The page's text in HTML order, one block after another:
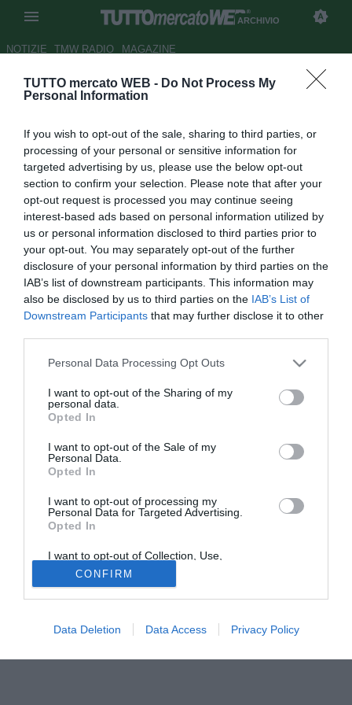
TUTTO mercato WEB - Do Not Process My
Personal Information
If you wish to opt-out of the sale, sharing to third parties, or
processing of your personal or sensitive information for
targeted advertising by us, please use the below opt-out
section to confirm your selection. Please note that after your
opt-out request is processed you may continue seeing
interest-based ads based on personal information utilized by
us or personal information disclosed to third parties prior to
your opt-out. You may separately opt-out of the further
disclosure of your personal information by third parties on the
IAB’s list of downstream participants. This information may
also be disclosed by us to third parties on the IAB’s List of
Downstream Participants that may further disclose it to other
Personal Data Processing Opt Outs
I want to opt-out of the Sharing of my
personal data.
Opted In
I want to opt-out of the Sale of my
Personal Data.
Opted In
I want to opt-out of processing my
Personal Data for Targeted Advertising.
Opted In
I want to opt-out of Collection, Use,
Retention, Sale, and/or Sharing of my
Personal Data that Is Unrelated with the
Purposes for which it was collected.
Opted Out
CONFIRM
Data Deletion Data Access Privacy Policy
ARCHIVIO
NOTIZIE TMW RADIO MAGAZINE
Corinthians, niente Italia per
Autore Giuseppe Castro
17.04.2009 17:05
vedi letture
Elias Mendes Trindade (23), centrocampista del
Il giocatore nei giorni scorsi era stato accostato alla Roma
e alla Fiorentina, che avrebbero seguito il calciatore
durante una delle visite dei loro osservatori a San Paolo.
Secondo Julio Mariz, vice presidente esecutivo del
"Traffic", uno dei gruppi che investe sui giocatori brasiliani,
non esiste nessuna trattativa di mercato concreta ed Elias
non si trasferirà in Europa nell'immediato futuro almeno
sino alla scadenza del suo contratto con il Corinthians
fissata per Dicembre del 2011.
itasportpress.it
visita Itasportpress
Tutte le partite di Serie A della tua squadra. Attiva l’Offerta di
TIMVISION con DAZN!